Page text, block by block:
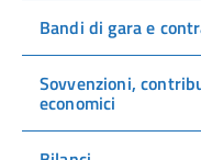
Bandi di gara e
Sovvenzioni,
economici